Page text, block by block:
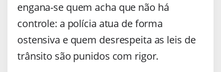
engana-se quem acha que não há
controle: a polícia atua de forma
ostensiva e quem desrespeita as leis de
trânsito são punidos com rigor.